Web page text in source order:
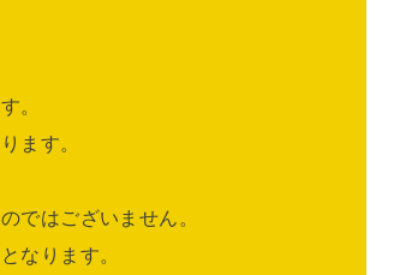
。
ます。
ではございません。
なります。